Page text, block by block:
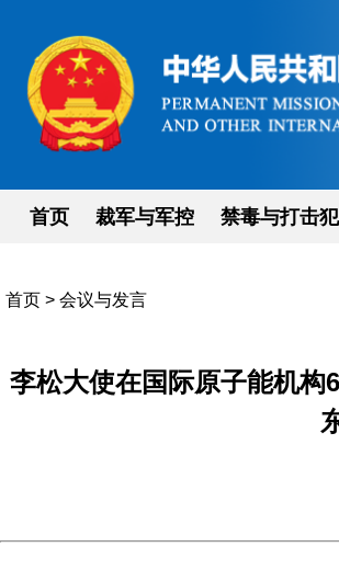
首页 裁军与军控 禁毒与打击
首页 > 会议与发言
李松大使在国际原子能机构